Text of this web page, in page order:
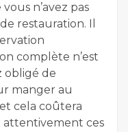
n’avez pas
restauration. Il
complète n’est
obligé de
manger au
cela coûtera
attentivement ces